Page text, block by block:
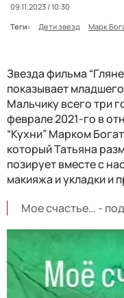
09.11.2023 / 10:30
Теги:
Дети звезд Марк
Звезда фильма
показывает
Мальчику всего три
феврале 2021-го в
“Кухни” Марком
который Татьяна
позирует вместе с
макияжа и укладки и
Мое счастье… -